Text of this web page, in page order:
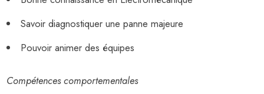
Savoir diagnostiquer une panne majeure
Pouvoir animer des équipes
Compétences comportementales